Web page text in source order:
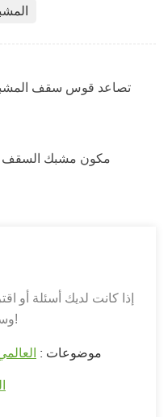
مكون مشبك السقف
إذا كانت لديك أسئلة أو
وسنرد عليك في أقرب وقت ممكن!
موضوعات :